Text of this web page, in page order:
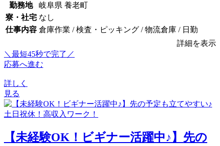
勤務地
岐阜県 養老町
寮・社宅 なし
仕事内容 倉庫作業 / 検査・ピッキング / 物流倉庫 / 日勤
詳細を表示
＼最短45秒で完了／
応募へ進む
詳しく
見る
【未経験OK！ビギナー活躍中♪】先の